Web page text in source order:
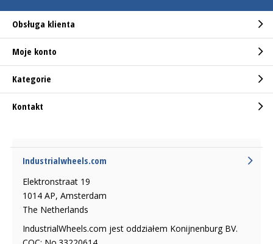
Obsługa klienta
Moje konto
Kategorie
Kontakt
Industrialwheels.com
Elektronstraat 19
1014 AP, Amsterdam
The Netherlands
IndustrialWheels.com jest oddziałem Konijnenburg BV.